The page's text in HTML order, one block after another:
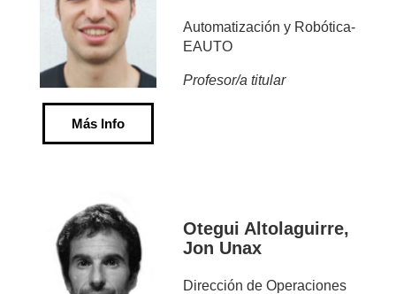
Más Info
Automatización y Robótica-
EAUTO
Profesor/a titular
Otegui Altolaguirre,
Jon Unax
Dirección de Operaciones